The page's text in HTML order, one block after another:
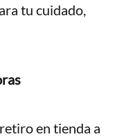
tu cuidado,
en tienda a